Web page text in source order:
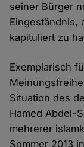
seiner Bürger
Eingeständnis,
kapituliert zu
Exemplarisch
Situation des
Hamed Abdel-
mehrerer
Sommer 2013